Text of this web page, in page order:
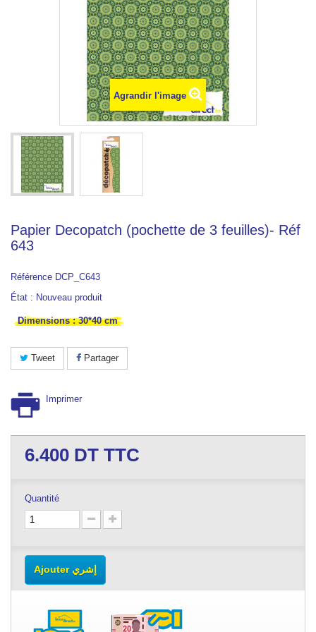
Agrandir l'image
Papier Decopatch (pochette de 3 feuilles)- Réf
643
Référence DCP_C643
État : Nouveau produit
Dimensions : 30*40 cm
Tweet Partager
Imprimer
6.400 DT TTC
Quantité
Ajouter إشري